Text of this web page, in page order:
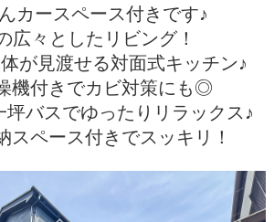
カースペース付きです♪
広々としたリビング！
が見渡せる対面式キッチン♪
機付きでカビ対策にも◎
バスでゆったりリラックス♪
スペース付きでスッキリ！